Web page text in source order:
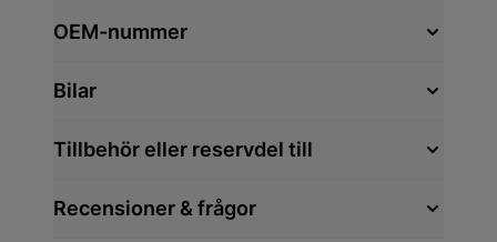
OEM-nummer
Bilar
Tillbehör eller reservdel till
Recensioner & frågor